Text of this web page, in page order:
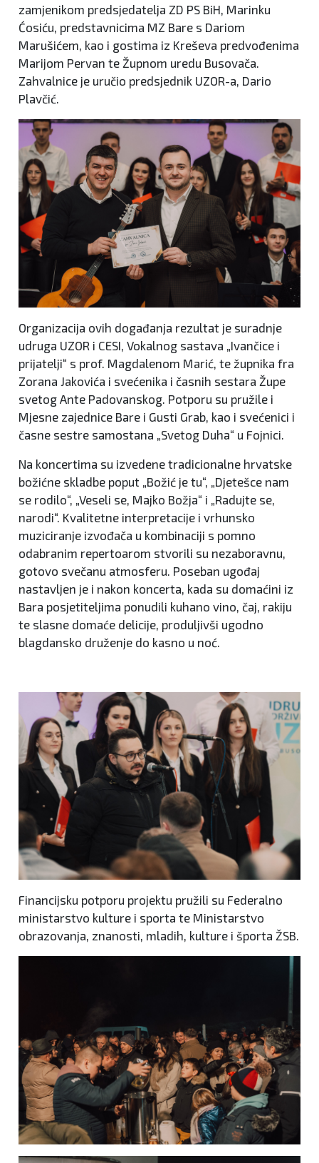
zamjenikom predsjedatelja ZD PS BiH, Marinku
Ćosiću, predstavnicima MZ Bare s Dariom
Marušićem, kao i gostima iz Kreševa predvođenima
Marijom Pervan te Župnom uredu Busovača.
Zahvalnice je uručio predsjednik UZOR-a, Dario
Plavčić.
Organizacija ovih događanja rezultat je suradnje
udruga UZOR i CESI, Vokalnog sastava „Ivančice i
prijatelji“ s prof. Magdalenom Marić, te župnika fra
Zorana Jakovića i svećenika i časnih sestara Župe
svetog Ante Padovanskog. Potporu su pružile i
Mjesne zajednice Bare i Gusti Grab, kao i svećenici i
časne sestre samostana „Svetog Duha“ u Fojnici.
Na koncertima su izvedene tradicionalne hrvatske
božićne skladbe poput „Božić je tu“, „Djetešce nam
se rodilo“, „Veseli se, Majko Božja“ i „Radujte se,
narodi“. Kvalitetne interpretacije i vrhunsko
muziciranje izvođača u kombinaciji s pomno
odabranim repertoarom stvorili su nezaboravnu,
gotovo svečanu atmosferu. Poseban ugođaj
nastavljen je i nakon koncerta, kada su domaćini iz
Bara posjetiteljima ponudili kuhano vino, čaj, rakiju
te slasne domaće delicije, produljivši ugodno
blagdansko druženje do kasno u noć.
Financijsku potporu projektu pružili su Federalno
ministarstvo kulture i sporta te Ministarstvo
obrazovanja, znanosti, mladih, kulture i športa ŽSB.